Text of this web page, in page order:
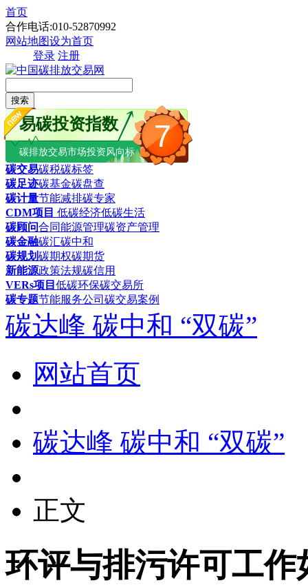
首页
合作电话:010-52870992
网站地图设为首页
登录 注册
搜索
7
易碳投资指数
碳排放交易市场投资风向标
碳交易碳税碳标签
碳足迹碳基金碳盘查
碳计量节能减排碳专家
CDM项目 低碳经济低碳生活
碳顾问合同能源管理碳资产管理
碳金融碳汇碳中和
碳规划碳期权碳期货
新能源政策法规碳信用
VERs项目 低碳环保碳交易所
碳专题节能服务公司 碳交易案例
碳达峰 碳中和 “双碳”
网站首页
碳达峰 碳中和 “双碳”
正文
环评与排污许可工